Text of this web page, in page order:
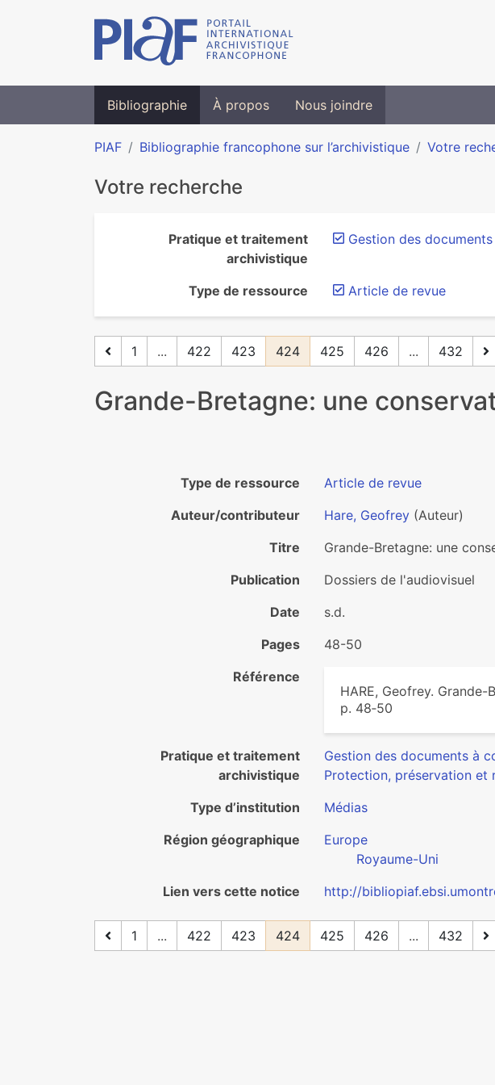
Bibliographie À propos Nous joindre
PIAF Bibliographie francophone sur l’archivistique Votre
Votre recherche
Pratique et traitement
archivistique
Gestion des
Type de ressource Article de revue
1 ... 422 423 424 425 426 ... 432
Grande-Bretagne: une
Type de ressource
Article de revue
Auteur/contributeur
Hare, Geofrey (Auteur)
Titre
Grande-Bretagne: une
Publication
Dossiers de l'audiovisuel
Date
s.d.
Pages
48-50
Référence
HARE, Geofrey.
p. 48‑50
Pratique et traitement
archivistique
Gestion des documents à
Protection, préservation et
Type d’institution
Médias
Région géographique
Europe
Royaume-Uni
Lien vers cette notice
http://
1 ... 422 423 424 425 426 ... 432